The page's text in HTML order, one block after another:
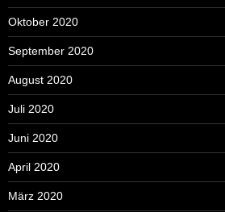
Oktober 2020
September 2020
August 2020
Juli 2020
Juni 2020
April 2020
März 2020